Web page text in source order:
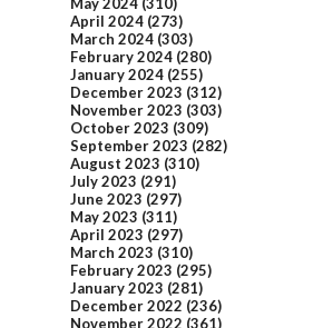
April 2024 (273)
March 2024 (303)
February 2024 (280)
January 2024 (255)
December 2023 (312)
November 2023 (303)
October 2023 (309)
September 2023 (282)
August 2023 (310)
July 2023 (291)
June 2023 (297)
May 2023 (311)
April 2023 (297)
March 2023 (310)
February 2023 (295)
January 2023 (281)
December 2022 (236)
November 2022 (361)